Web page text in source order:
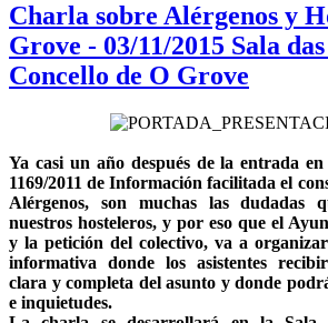
Charla sobre Alérgenos y
Grove - 03/11/2015 Sala
Concello de O Grove
Ya casi un año después de la entrada
1169/2011 de Información facilitada el
Alérgenos, son muchas las dudadas
nuestros hosteleros, y por eso que el
y la petición del colectivo, va a
informativa donde los asistentes
clara y completa del asunto y donde
e inquietudes.